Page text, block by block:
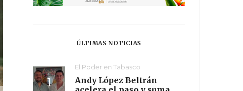
ÚLTIMAS NOTICIAS
El Poder en Tabasco
Andy López Beltrán